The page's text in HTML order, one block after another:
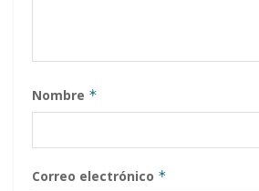
Nombre *
Correo electrónico *